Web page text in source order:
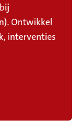
Ontwikkel
interventies